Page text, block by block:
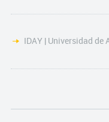
IDAY | Universidad